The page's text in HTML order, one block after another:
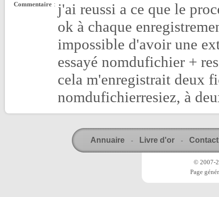
Commentaire : j'ai reussi a ce que le
ok à chaque
impossible d'avoir une
essayé nomdufichier +
cela m'enregistrait deux
nomdufichierresiez, à
Annuaire - Livre d'or - Contact
© 2007-
Page